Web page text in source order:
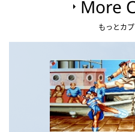
More
もっとカ